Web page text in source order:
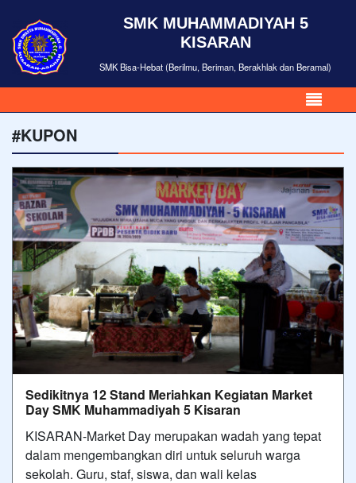
SMK MUHAMMADIYAH 5
KISARAN
SMK Bisa-Hebat (Berilmu, Beriman, Berakhlak dan Beramal)
#KUPON
Sedikitnya 12 Stand Meriahkan Kegiatan Market
Day SMK Muhammadiyah 5 Kisaran
KISARAN-Market Day merupakan wadah yang tepat
dalam mengembangkan diri untuk seluruh warga
sekolah. Guru, staf, siswa, dan wali kelas